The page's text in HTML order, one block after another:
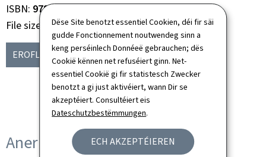
Dëse Site benotzt essentiel Cookien, déi fir säi
gudde Fonctionnement noutwendeg sinn a
keng perséinlech Donnéeë gebrauchen; dës
Cookië kënnen net refuséiert ginn. Net-
essentiel Cookië gi fir statistesch Zwecker
benotzt a gi just aktivéiert, wann Dir se
akzeptéiert. Consultéiert eis
Dateschutzbestëmmungen.
ECH AKZEPTÉIEREN
ISBN 978-2-87999-239-6
File size
1.48 Mb
EROFLUEDEN(DE, PDF - 1.48 MB)
Aner Sprooch(en)